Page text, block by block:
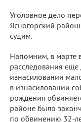
Уголовное дело
Ясногорский
судим.
Напомним, в марте
расследования
изнасиловании
в изнасиловании
рождения
районе было
по обвинению 32-